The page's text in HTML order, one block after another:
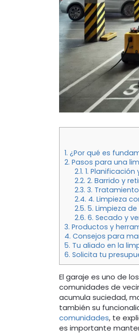
1. ¿Por qué es
2. Pasos para una
2.1. 1.
2.2. 2. Barrido y
2.3. 3.
2.4. 4. Limpieza
2.5. 5. Limpieza
2.6. 6. Secado y
3. Productos y
4. Consejos para
5. Tu aliado en la
6. Solicita tu
El garaje es uno de
comunidades de
acumula suciedad,
también su
comunidades, te
es importante